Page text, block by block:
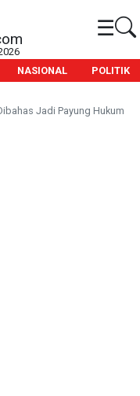
☰
NASIONAL POLITIK
Jadi Payung Hukum